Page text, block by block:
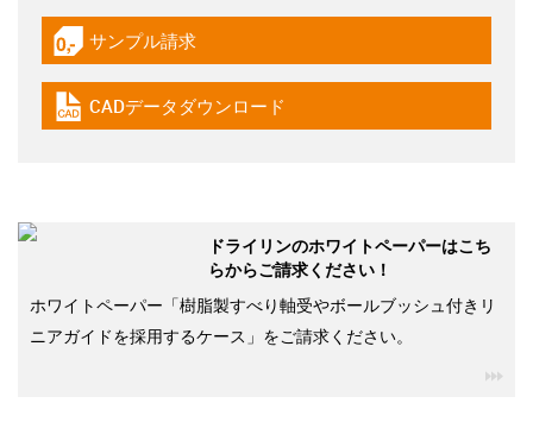
igus-icon-gratismuster
サンプル請求
igus-icon-cad-dateien
CADデータダウンロード
ドライリンのホワイトペーパーはこち
らからご請求ください！
ホワイトペーパー「樹脂製すべり軸受やボールブッシュ付きリ
ニアガイドを採用するケース」をご請求ください。